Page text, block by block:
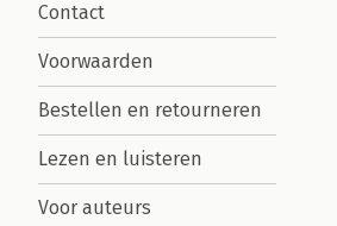
Contact
Voorwaarden
Bestellen en retourneren
Lezen en luisteren
Voor auteurs